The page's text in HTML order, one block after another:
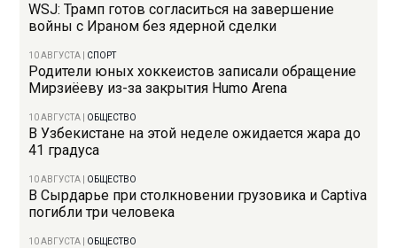
WSJ: Трамп готов согласиться на завершение
войны с Ираном без ядерной сделки
10 АВГУСТА СПОРТ
Родители юных хоккеистов записали обращение
Мирзиёеву из-за закрытия Humo Arena
10 АВГУСТА ОБЩЕСТВО
В Узбекистане на этой неделе ожидается жара до
41 градуса
10 АВГУСТА ОБЩЕСТВО
В Сырдарье при столкновении грузовика и Captiva
погибли три человека
10 АВГУСТА ОБЩЕСТВО